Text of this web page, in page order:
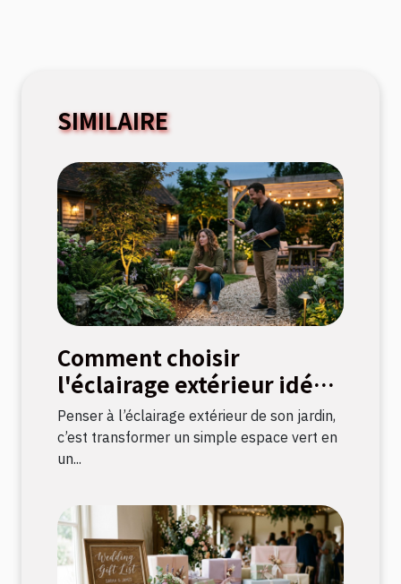
SIMILAIRE
Comment choisir
l'éclairage extérieur idéal
pour votre jardin ?
Penser à l’éclairage extérieur de son jardin,
c’est transformer un simple espace vert en
un...